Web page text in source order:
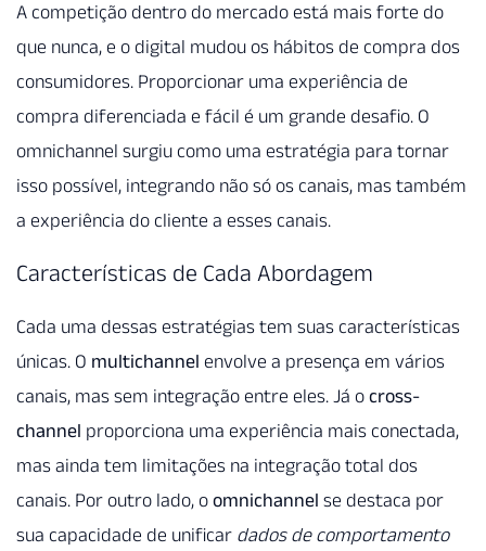
A competição dentro do mercado está mais forte do
que nunca, e o digital mudou os hábitos de compra dos
consumidores. Proporcionar uma experiência de
compra diferenciada e fácil é um grande desafio. O
omnichannel surgiu como uma estratégia para tornar
isso possível, integrando não só os canais, mas também
a experiência do cliente a esses canais.
Características de Cada Abordagem
Cada uma dessas estratégias tem suas características
únicas. O multichannel envolve a presença em vários
canais, mas sem integração entre eles. Já o cross-
channel proporciona uma experiência mais conectada,
mas ainda tem limitações na integração total dos
canais. Por outro lado, o omnichannel se destaca por
sua capacidade de unificar dados de comportamento